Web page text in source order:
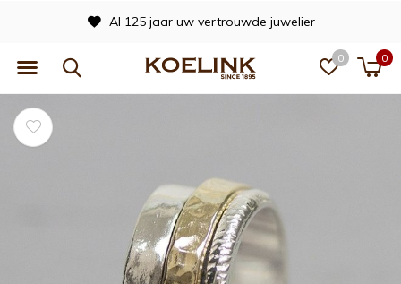
0 0
Al 125 jaar uw vertrouwde juwelier